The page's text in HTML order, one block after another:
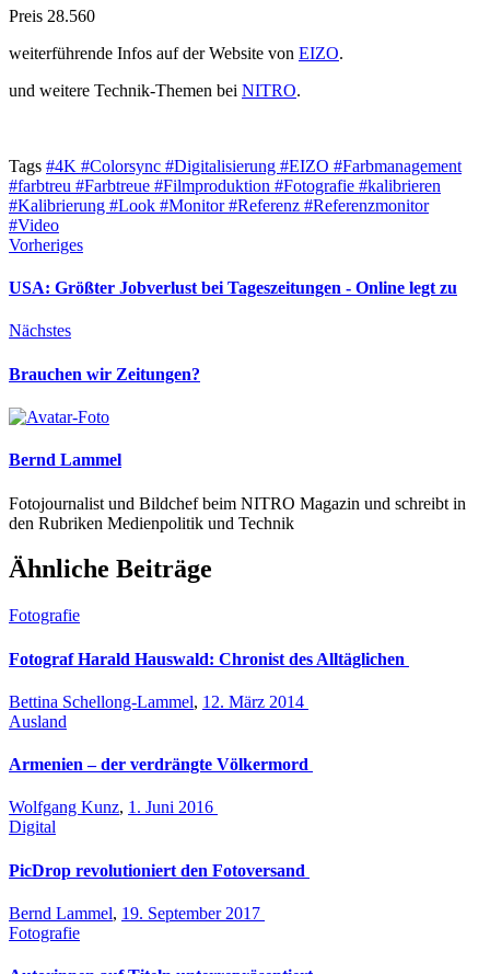
Preis 28.560
weiterführende Infos auf der Website von EIZO.
und weitere Technik-Themen bei NITRO.
Tags #4K #Colorsync #Digitalisierung #EIZO #Farbmanagement
#farbtreu #Farbtreue #Filmproduktion #Fotografie #kalibrieren
#Kalibrierung #Look #Monitor#Referenz #Referenzmonitor
#Video
Vorheriges
USA: Größter Jobverlust bei Tageszeitungen - Online legt zu
Nächstes
Brauchen wir Zeitungen?
Bernd Lammel
Fotojournalist und Bildchef beim NITRO Magazin und schreibt in
den Rubriken Medienpolitik und Technik
Ähnliche Beiträge
Fotografie
Fotograf Harald Hauswald: Chronist des Alltäglichen
Bettina Schellong-Lammel, 12. März 2014
Ausland
Armenien – der verdrängte Völkermord
Wolfgang Kunz, 1. Juni 2016
Digital
PicDrop revolutioniert den Fotoversand
Bernd Lammel, 19. September 2017
Fotografie